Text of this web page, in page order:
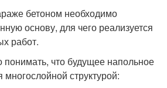
бетоном необходимо
основу, для чего реализуется
работ.
что будущее напольное
многослойной структурой: